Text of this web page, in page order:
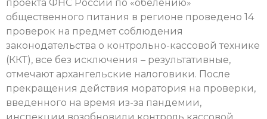
проекта ФНС России по «обелению»
общественного питания в регионе проведено 14
проверок на предмет соблюдения
законодательства о контрольно-кассовой технике
(ККТ), все без исключения – результативные,
отмечают архангельские налоговики. После
прекращения действия моратория на проверки,
введенного на время из-за пандемии,
инспекции возобновили контроль кассовой